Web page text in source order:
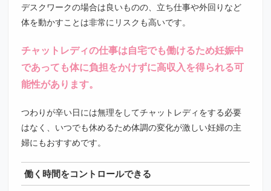
デスクワークの場合は良いものの、立ち仕事や外回りなど
体を動かすことは非常にリスクも高いです。
チャットレディの仕事は自宅でも働けるため妊娠中
であっても体に負担をかけずに高収入を得られる可
能性があります。
つわりが辛い日には無理をしてチャットレディをする必要
はなく、いつでも休めるため体調の変化が激しい妊婦の主
婦にもおすすめです。
働く時間をコントロールできる